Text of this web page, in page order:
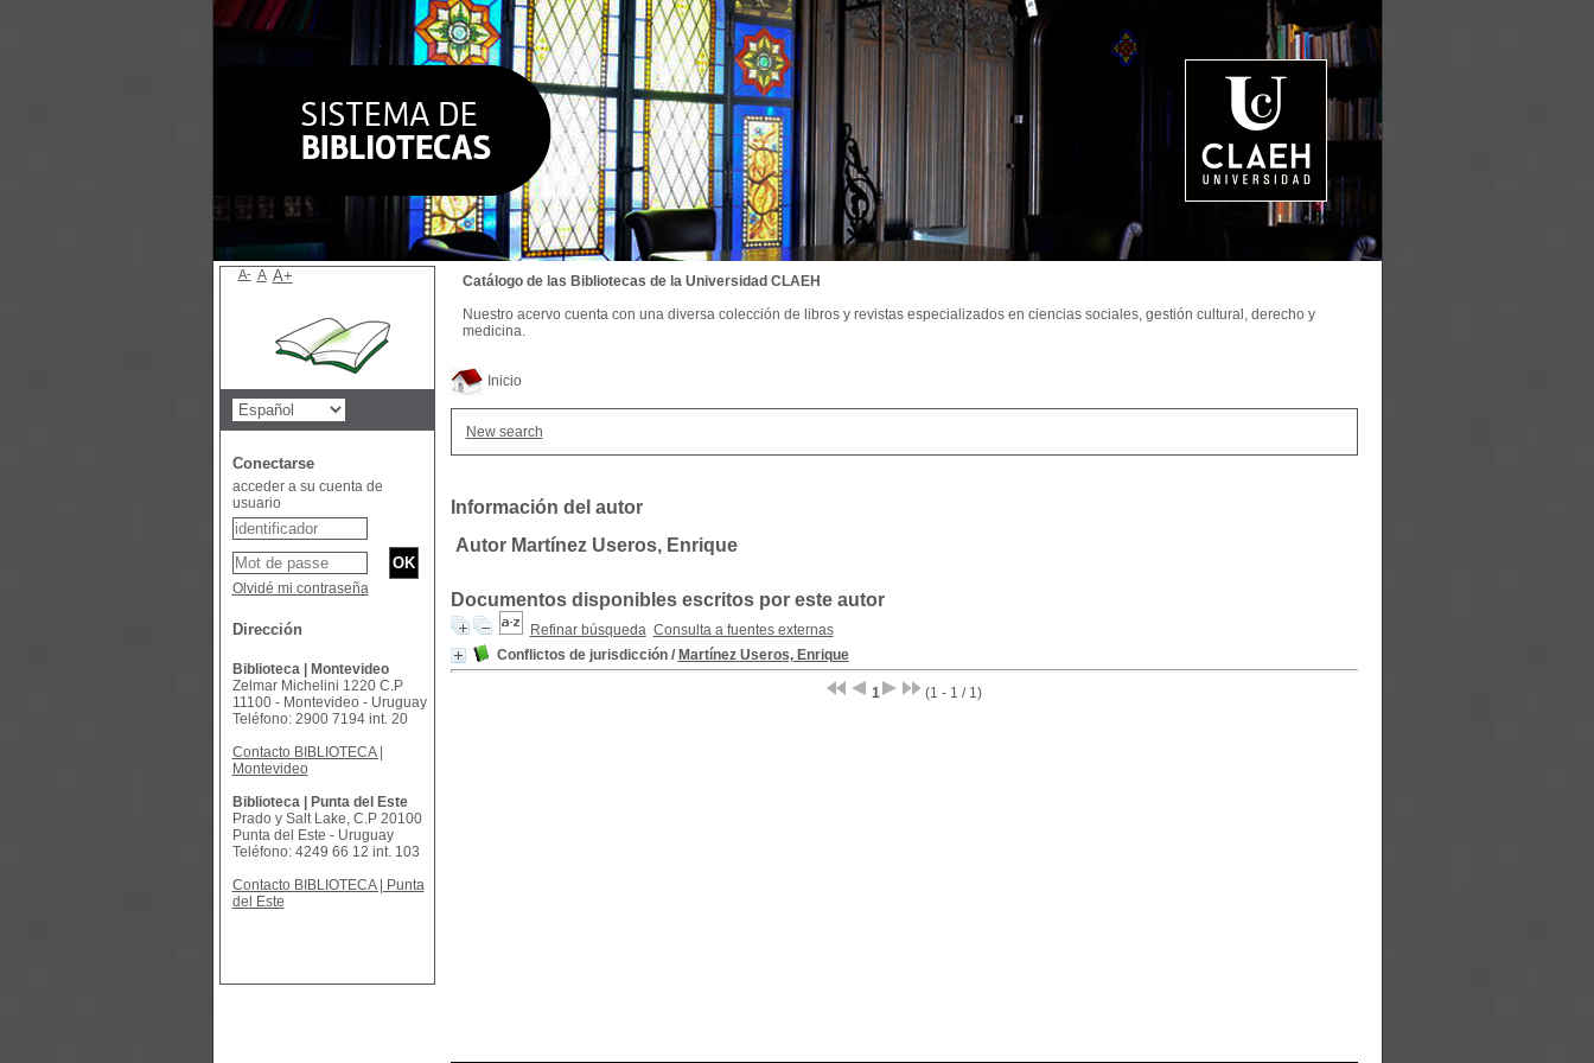
Inicio
New search
Información del autor
Autor Martínez Useros, Enrique
Documentos disponibles escritos por este autor
Refinar búsqueda Consulta a fuentes externas
Conflictos de jurisdicción/ Martínez Useros, Enrique
1 (1 - 1 / 1)
Catálogo de las Bibliotecas de la Universidad CLAEH
Nuestro acervo cuenta con una diversa colección de libros y revistas especializados en ciencias sociales, gestión cultural, derecho y
medicina.
A- A A+
Conectarse
acceder a su cuenta de
usuario
Olvidé mi contraseña
Dirección
Biblioteca | Montevideo
Zelmar Michelini 1220 C.P
11100 - Montevideo - Uruguay
Teléfono: 2900 7194 int. 20
Contacto BIBLIOTECA |
Montevideo
Biblioteca | Punta del Este
Prado y Salt Lake, C.P 20100
Punta del Este - Uruguay
Teléfono: 4249 66 12 int. 103
Contacto BIBLIOTECA | Punta
del Este